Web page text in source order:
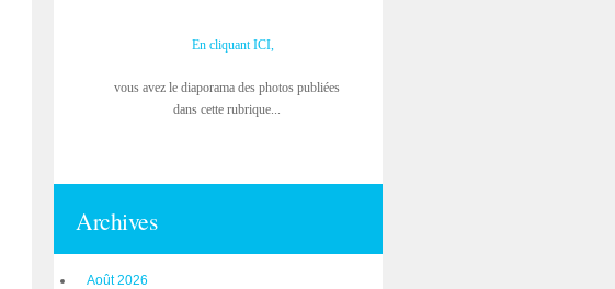
En cliquant ICI,
vous avez le diaporama des photos publiées
dans cette rubrique...
Archives
Août 2026